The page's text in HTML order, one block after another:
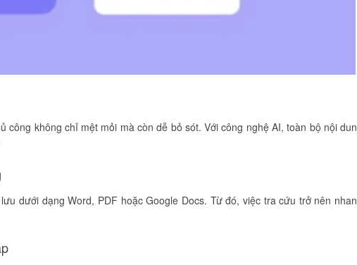
công không chỉ mệt mỏi mà còn dễ bỏ sót. Với công nghệ AI, toàn bộ nội
dưới dạng Word, PDF hoặc Google Docs. Từ đó, việc tra cứu trở nên